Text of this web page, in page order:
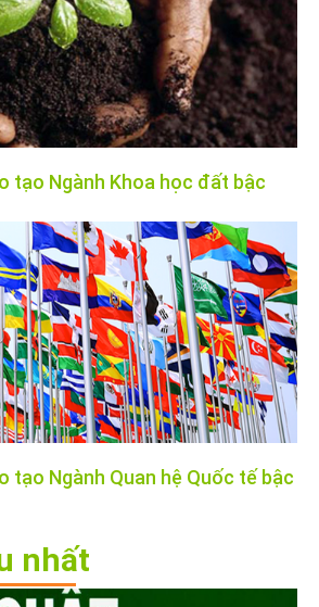
tạo Ngành Khoa học đất bậc
tạo Ngành Quan hệ Quốc tế bậc
nhất